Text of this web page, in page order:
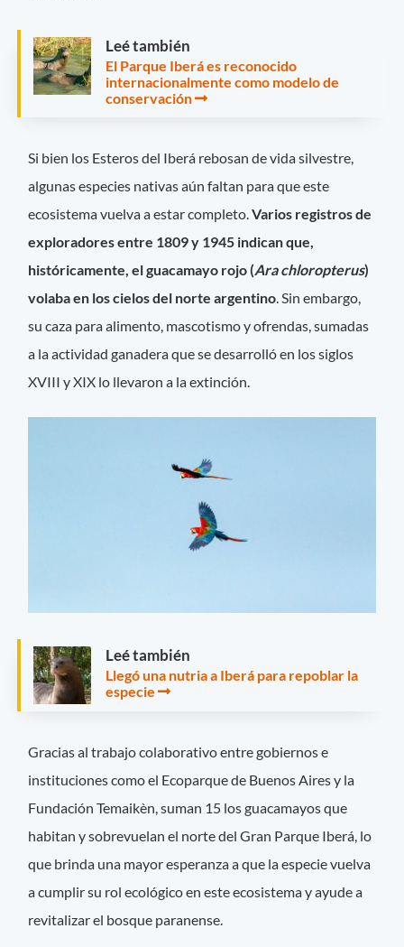
Leé también
El Parque Iberá es reconocido
internacionalmente como modelo de
conservación
Si bien los Esteros del Iberá rebosan de vida silvestre,
algunas especies nativas aún faltan para que este
ecosistema vuelva a estar completo.Varios registros de
exploradores entre 1809 y 1945 indican que,
históricamente, el guacamayo rojo (Ara chloropterus)
volaba en los cielos del norte argentino. Sin embargo,
su caza para alimento, mascotismo y ofrendas, sumadas
a la actividad ganadera que se desarrolló en los siglos
XVIII y XIX lo llevaron a la extinción.
Leé también
Llegó una nutria a Iberá para repoblar la
especie
Gracias al trabajo colaborativo entre gobiernos e
instituciones como el Ecoparque de Buenos Aires y la
Fundación Temaikèn, suman 15 los guacamayos que
habitan y sobrevuelan el norte del Gran Parque Iberá, lo
que brinda una mayor esperanza a que la especie vuelva
a cumplir su rol ecológico en este ecosistema y ayude a
revitalizar el bosque paranense.